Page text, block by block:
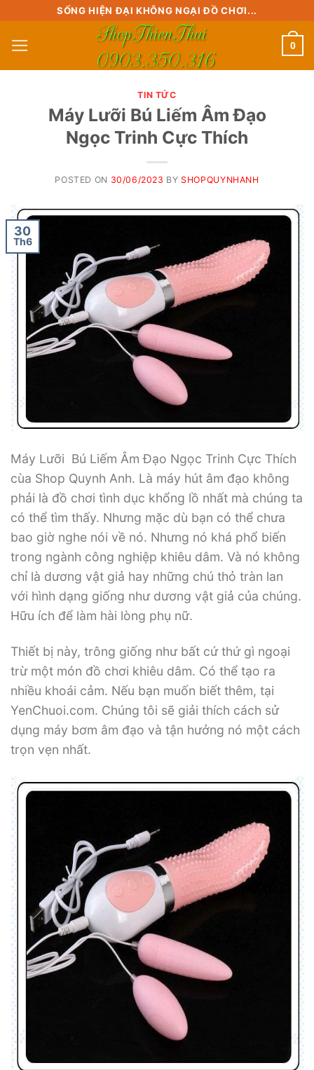
content
SỐNG HIỆN ĐẠI KHÔNG NGẠI ĐỒ CHƠI...
0
TIN TỨC
Máy Lưỡi Bú Liếm Âm Đạo
Ngọc Trinh Cực Thích
POSTED ON 30/06/2023 BYSHOPQUYNHANH
30
Th6
Máy Lưỡi Bú Liếm Âm Đạo Ngọc Trinh Cực Thích
cùa Shop Quynh Anh. Là máy hút âm đạo không
phải là đồ chơi tình dục khổng lồ nhất mà chúng ta
có thể tìm thấy. Nhưng mặc dù bạn có thể chưa
bao giờ nghe nói về nó. Nhưng nó khá phổ biến
trong ngành công nghiệp khiêu dâm. Và nó không
chỉ là dương vật giả hay những chú thỏ tràn lan
với hình dạng giống như dương vật giả của chúng.
Hữu ích để làm hài lòng phụ nữ.
Thiết bị này, trông giống như bất cứ thứ gì ngoại
trừ một món đồ chơi khiêu dâm. Có thể tạo ra
nhiều khoái cảm. Nếu bạn muốn biết thêm, tại
YenChuoi.com. Chúng tôi sẽ giải thích cách sử
dụng máy bơm âm đạo và tận hưởng nó một cách
trọn vẹn nhất.